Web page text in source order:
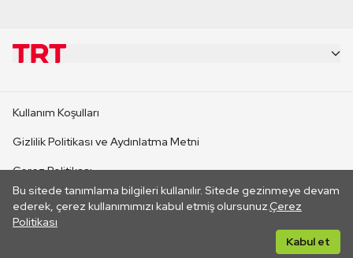
Bu sitede tanımlama bilgileri kullanılır. Sitede gezinmeye devam
ederek, çerez kullanımımızı kabul etmiş olursunuz.Çerez
Politikası
Kabul et
CANLI YAYINLAR
Kullanım Koşulları
Gizlilik Politikası ve Aydınlatma Metni
Çerez Politikası
İletişim
Her hakkı saklıdır. ©2026 TRT. Bağlantı yoluyla gidilen dış